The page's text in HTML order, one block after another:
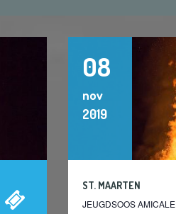
08
nov
2019
ST. MAARTEN
JEUGDSOOS AMICALE